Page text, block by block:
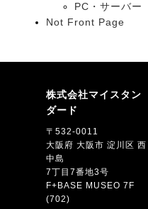
PC・サーバー
Not Front Page
株式会社マイスタン
ダード
〒532-0011
大阪府 大阪市 淀川区 西
中島
7丁目7番地3号
F+BASE MUSEO 7F
(702)